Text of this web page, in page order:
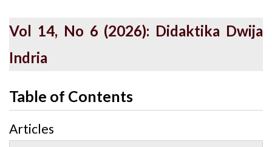
Vol 14, No 6 (2026): Didaktika Dwija
Indria
Table of Contents
Articles